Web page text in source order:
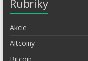
Rubriky
Akcie
Altcoiny
Bitcoin